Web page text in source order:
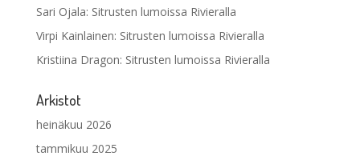
Sari Ojala: Sitrusten lumoissa Rivieralla
Virpi Kainlainen: Sitrusten lumoissa Rivieralla
Kristiina Dragon: Sitrusten lumoissa Rivieralla
Arkistot
heinäkuu 2026
tammikuu 2025